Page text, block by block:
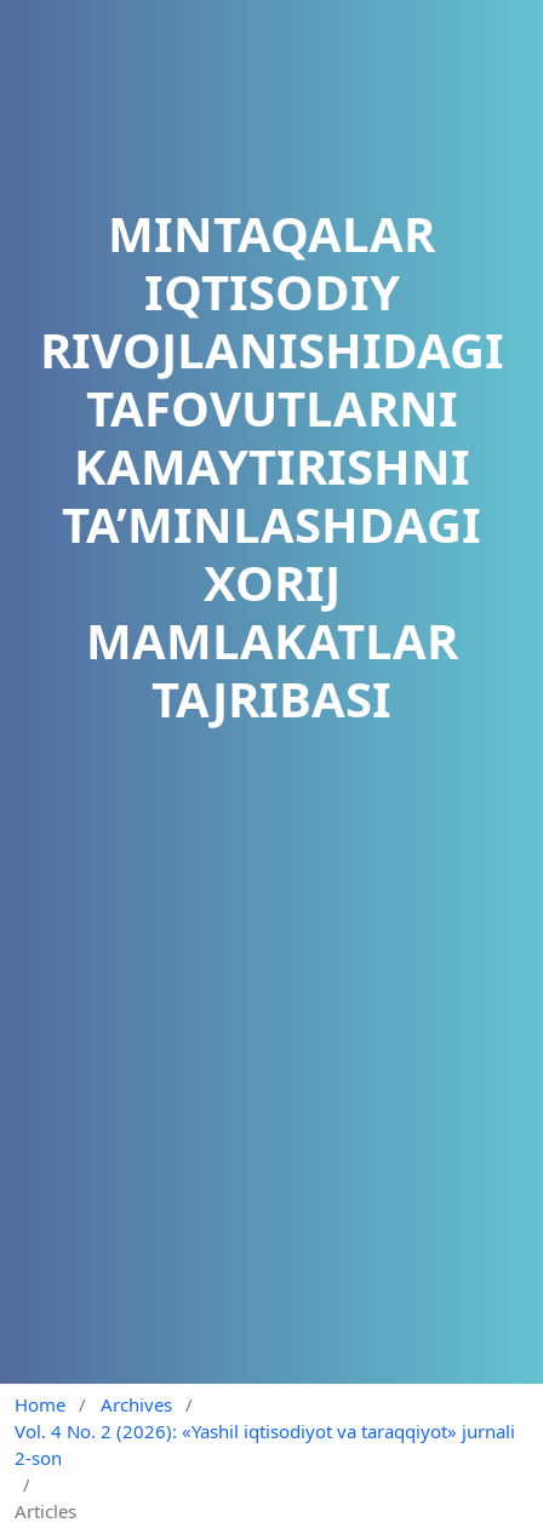
MINTAQALAR
IQTISODIY
RIVOJLANISHIDAGI
TAFOVUTLARNI
KAMAYTIRISHNI
TA’MINLASHDAGI
XORIJ
MAMLAKATLAR
TAJRIBASI
Home / Archives /
Vol. 4 No. 2 (2026): «Yashil iqtisodiyot va taraqqiyot» jurnali
2-son
/
Articles